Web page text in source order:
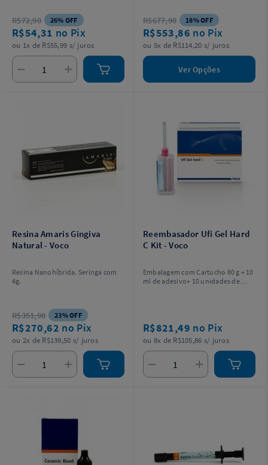
R$72,90 26% OFF
R$54,31 no Pix
ou 1x de R$55,99 s/ juros
R$677,90 18% OFF
R$553,86 no Pix
ou 5x de R$114,20 s/ juros
Ver Opções
Resina Amaris Gingiva
Natural - Voco
Resina Nanohíbrida. Seringa com
4g.
R$351,90 23% OFF
R$270,62 no Pix
ou 2x de R$139,50 s/ juros
Reembasador Ufi Gel Hard
C Kit - Voco
Embalagem com Cartucho 80 g + 10
ml de adesivo+ 10 unidades de
R$821,49 no Pix
ou 8x de R$105,86 s/ juros